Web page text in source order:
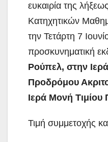
ευκαιρία της
Κατηχητικών
την Τετάρτη 7
προσκυνηματική
Ρούπελ, στην
Προδρόμου
Ιερά Μονή
Τιμή συμμετοχής